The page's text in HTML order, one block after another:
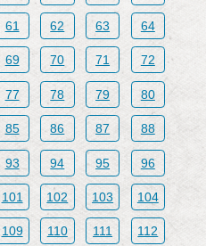
61 62 63 64
69 70 71 72
77 78 79 80
85 86 87 88
93 94 95 96
101 102 103 104
109 110 111 112